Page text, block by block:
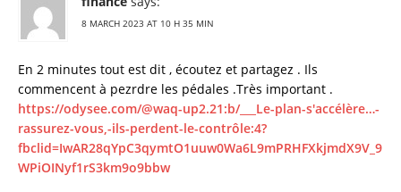
8 MARCH 2023 AT 10 H 35 MIN
En 2 minutes tout est dit , écoutez et partagez . Ils
commencent à pezrdre les pédales .Très important .
https://odysee.com/@waq-up2.21:b/___Le-plan-s'accélère…-
rassurez-vous,-ils-perdent-le-contrôle:4?
fbclid=IwAR28qYpC3qymtO1uuw0Wa6L9mPRHFXkjmdX9V_9
WPiOINyf1rS3km9o9bbw